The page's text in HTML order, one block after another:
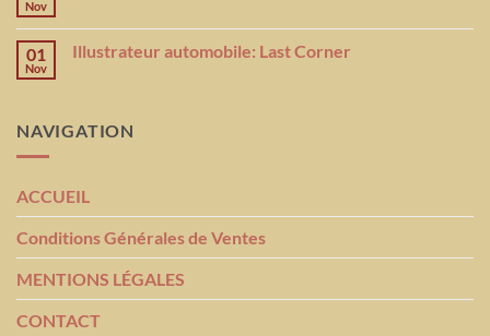
Nov
01
Nov
Illustrateur automobile: Last Corner
NAVIGATION
ACCUEIL
Conditions Générales de Ventes
MENTIONS LÉGALES
CONTACT